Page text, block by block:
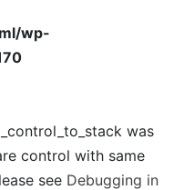
wp-
was
control with same
see Debugging in